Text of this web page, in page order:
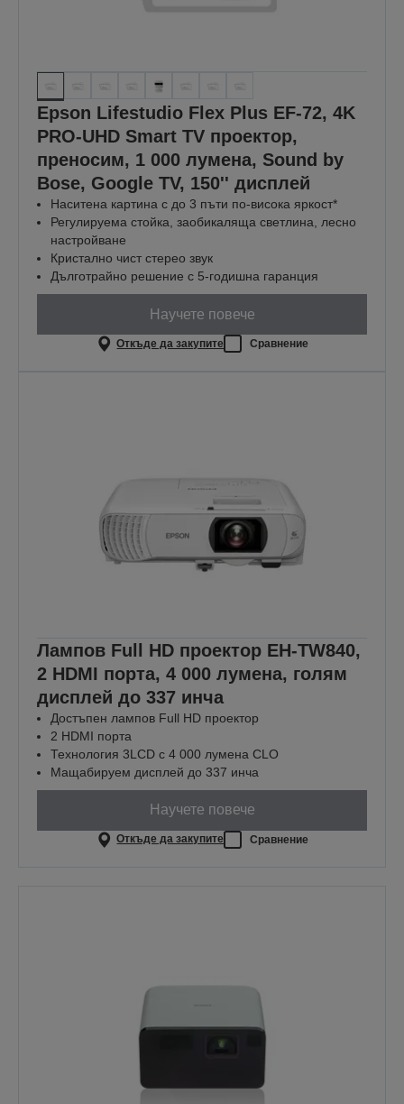
Epson Lifestudio Flex Plus EF-72, 4K
PRO-UHD Smart TV проектор,
преносим, 1 000 лумена, Sound by
Bose, Google TV, 150'' дисплей
Наситена картина с до 3 пъти по-висока яркост*
Регулируема стойка, заобикаляща светлина, лесно
настройване
Кристално чист стерео звук
Дълготрайно решение с 5-годишна гаранция
Научете повече
Откъде да закупите Сравнение
Лампов Full HD проектор EH-TW840,
2 HDMI порта, 4 000 лумена, голям
дисплей до 337 инча
Достъпен лампов Full HD проектор
2 HDMI порта
Технология 3LCD с 4 000 лумена CLO
Мащабируем дисплей до 337 инча
Научете повече
Откъде да закупите Сравнение